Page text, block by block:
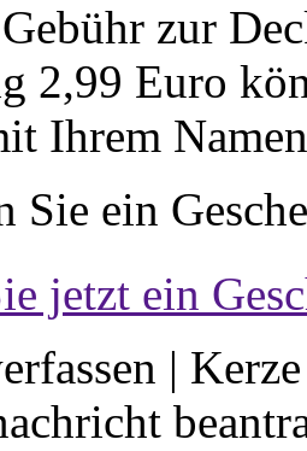
zur
2,99 Euro
Ihrem
Sie ein
jetzt ein
|